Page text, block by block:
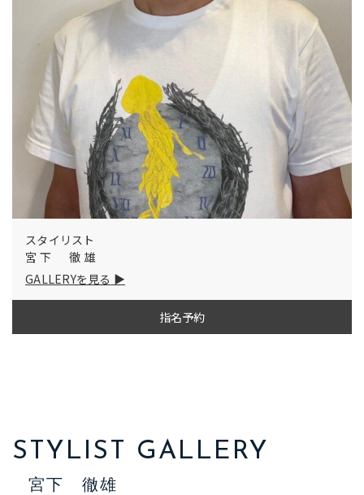
スタイリスト
宮下 徹雄
GALLERYを見る
指名予約
STYLIST GALLERY
宮下 徹雄